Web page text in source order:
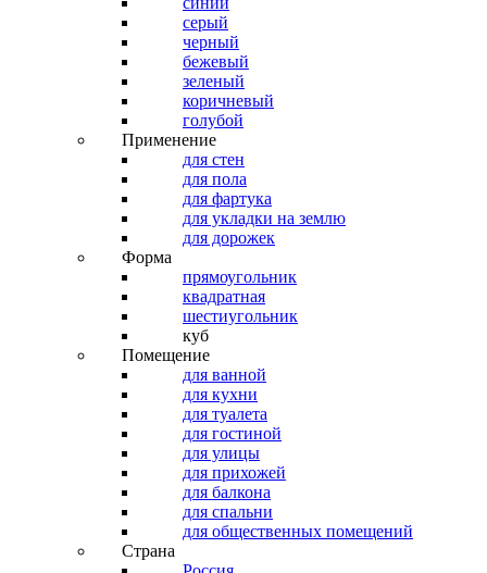
серый
черный
бежевый
зеленый
коричневый
голубой
Применение
для стен
для пола
для фартука
для укладки на землю
для дорожек
Форма
прямоугольник
квадратная
шестиугольник
куб
Помещение
для ванной
для кухни
для туалета
для гостиной
для улицы
для прихожей
для балкона
для спальни
для общественных помещений
Страна